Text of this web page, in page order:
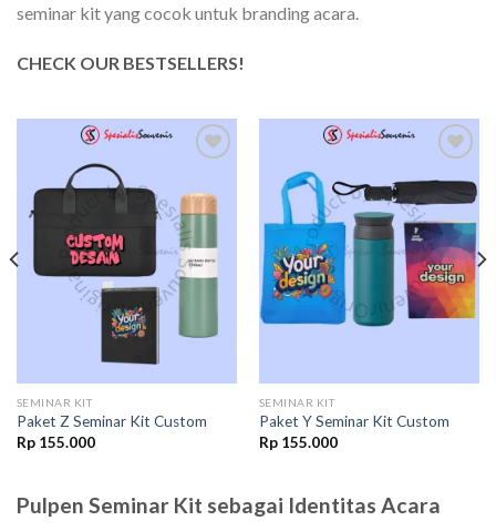
seminar kit yang cocok untuk branding acara.
CHECK OUR BESTSELLERS!
Add to
wishlist
SEMINAR KIT
Paket Z Seminar Kit Custom
Rp155.000
wishlist
SEMINAR KIT
Paket Y Seminar Kit Custom
Rp155.000
Pulpen Seminar Kit sebagai Identitas Acara